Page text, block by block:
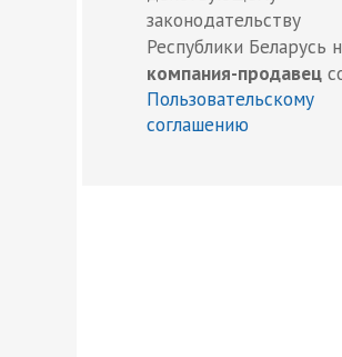
законодательству
Республики Беларусь
компания-продавец
Пользовательскому
соглашению